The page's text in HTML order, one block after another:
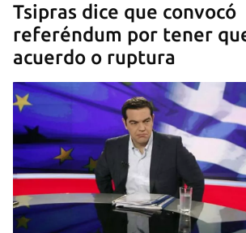
Tsipras dice que convocó
referéndum por tener
acuerdo o ruptura